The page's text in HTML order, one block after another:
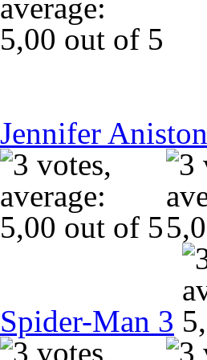
Jennifer Aniston
Spider-Man 3